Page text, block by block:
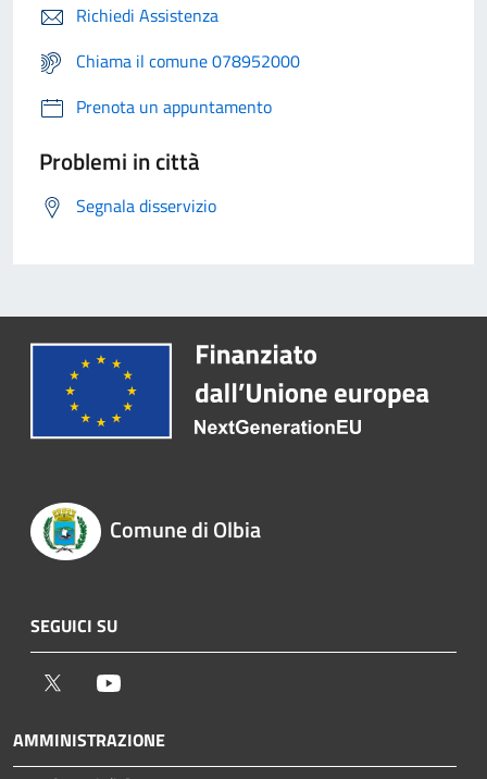
Richiedi Assistenza
Chiama il comune 078952000
Prenota un appuntamento
Problemi in città
Segnala disservizio
Comune di Olbia
SEGUICI SU
Twitter
AMMINISTRAZIONE